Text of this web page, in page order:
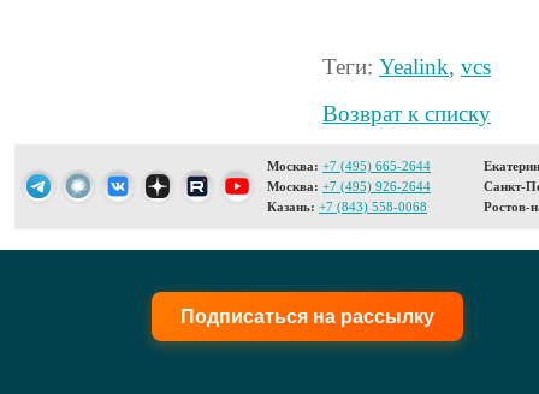
Теги: Yealink, vcs
Возврат к списку
Москва: +7 (495) 665-2644
Москва: +7 (495) 926-2644
Казань: +7 (843) 558-0068
Санкт-
Ростов-
Подписаться на рассылку